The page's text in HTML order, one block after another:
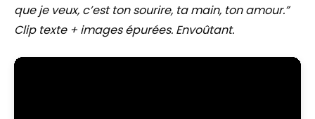
que je veux, c’est ton sourire, ta main, ton amour.”
Clip texte + images épurées. Envoûtant.